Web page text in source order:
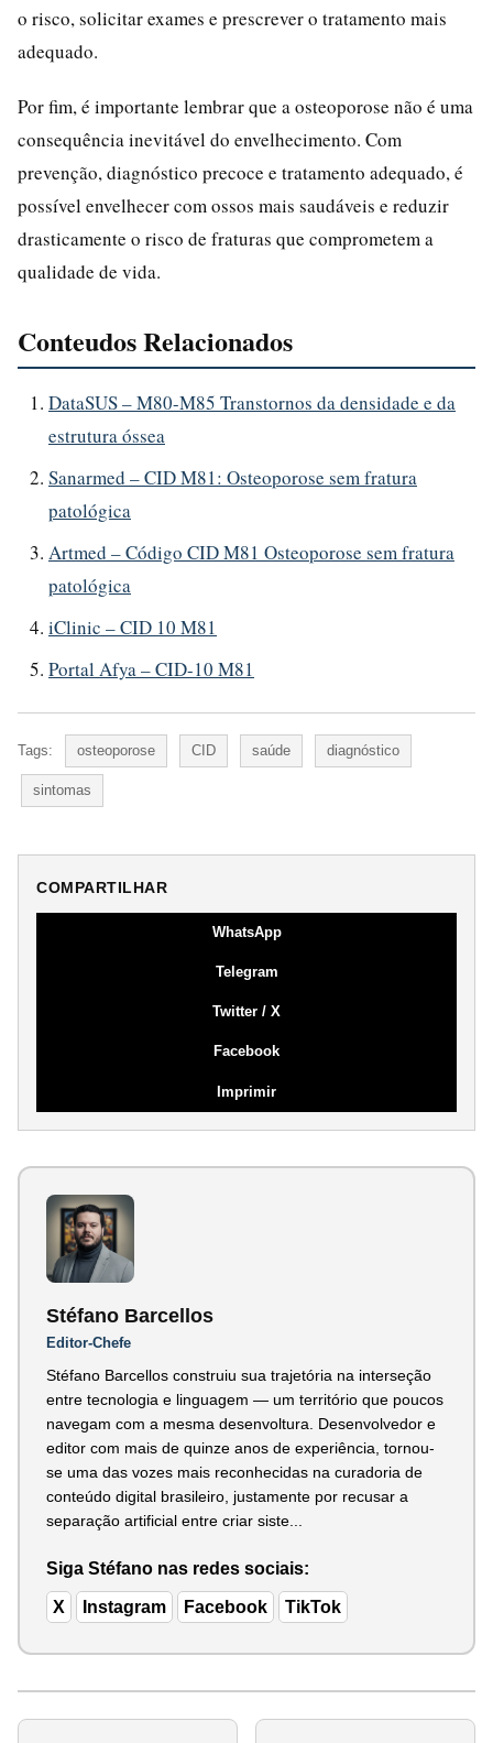
o risco, solicitar exames e prescrever o tratamento mais
adequado.
Por fim, é importante lembrar que a osteoporose não é uma
consequência inevitável do envelhecimento. Com
prevenção, diagnóstico precoce e tratamento adequado, é
possível envelhecer com ossos mais saudáveis e reduzir
drasticamente o risco de fraturas que comprometem a
qualidade de vida.
Conteudos Relacionados
DataSUS – M80-M85 Transtornos da densidade e da
estrutura óssea
Sanarmed – CID M81: Osteoporose sem fratura
patológica
Artmed – Código CID M81 Osteoporose sem fratura
patológica
iClinic – CID 10 M81
Portal Afya – CID-10 M81
Tags: osteoporose CID saúde diagnóstico
sintomas
COMPARTILHAR
WhatsApp
Telegram
Twitter / X
Facebook
Imprimir
Stéfano Barcellos
Editor-Chefe
Stéfano Barcellos construiu sua trajetória na interseção
entre tecnologia e linguagem — um território que poucos
navegam com a mesma desenvoltura. Desenvolvedor e
editor com mais de quinze anos de experiência, tornou-
se uma das vozes mais reconhecidas na curadoria de
conteúdo digital brasileiro, justamente por recusar a
separação artificial entre criar siste...
Siga Stéfano nas redes sociais:
X Instagram Facebook TikTok